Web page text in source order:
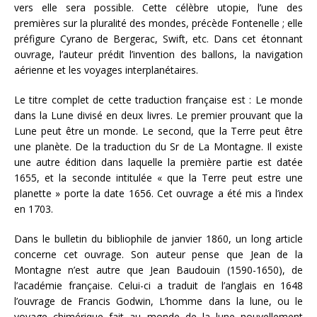
vers elle sera possible. Cette célèbre utopie, l’une des
premières sur la pluralité des mondes, précède Fontenelle ; elle
préfigure Cyrano de Bergerac, Swift, etc. Dans cet étonnant
ouvrage, l’auteur prédit l’invention des ballons, la navigation
aérienne et les voyages interplanétaires.
Le titre complet de cette traduction française est : Le monde
dans la Lune divisé en deux livres. Le premier prouvant que la
Lune peut être un monde. Le second, que la Terre peut être
une planète. De la traduction du Sr de La Montagne. Il existe
une autre édition dans laquelle la première partie est datée
1655, et la seconde intitulée « que la Terre peut estre une
planette » porte la date 1656. Cet ouvrage a été mis a l’index
en 1703.
Dans le bulletin du bibliophile de janvier 1860, un long article
concerne cet ouvrage. Son auteur pense que Jean de la
Montagne n’est autre que Jean Baudouin (1590-1650), de
l’académie française. Celui-ci a traduit de l’anglais en 1648
l’ouvrage de Francis Godwin, L’homme dans la lune, ou le